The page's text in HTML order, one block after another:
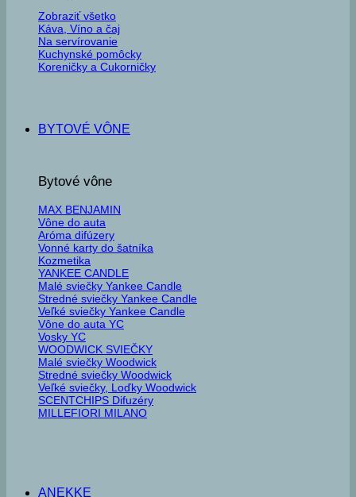
Zobraziť všetko
Káva, Víno a čaj
Na servírovanie
Kuchynské pomôcky
Koreničky a Cukorničky
BYTOVÉ VÔNE
Bytové vône
MAX BENJAMIN
Vône do auta
Aróma difúzery
Vonné karty do šatníka
Kozmetika
YANKEE CANDLE
Malé sviečky Yankee Candle
Stredné sviečky Yankee Candle
Veľké sviečky Yankee Candle
Vône do auta YC
Vosky YC
WOODWICK SVIEČKY
Malé sviečky Woodwick
Stredné sviečky Woodwick
Veľké sviečky, Loďky Woodwick
SCENTCHIPS Difuzéry
MILLEFIORI MILANO
ANEKKE